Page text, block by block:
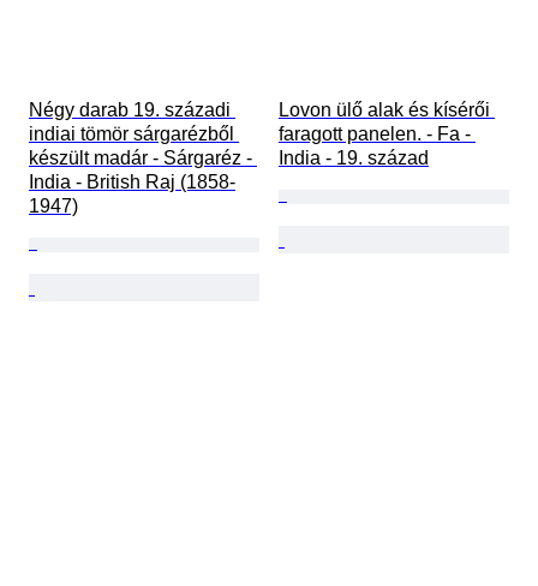
Négy darab 19. századi
indiai tömör sárgarézből
készült madár - Sárgaréz -
India - British Raj (1858-
1947)
Lovon ülő alak és kísérői
faragott panelen. - Fa -
India - 19. század